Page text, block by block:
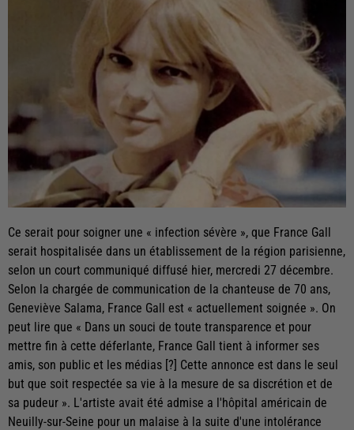
Ce serait pour soigner une « infection sévère », que France Gall
serait hospitalisée dans un établissement de la région parisienne,
selon un court communiqué diffusé hier, mercredi 27 décembre.
Selon la chargée de communication de la chanteuse de 70 ans,
Geneviève Salama, France Gall est « actuellement soignée ». On
peut lire que « Dans un souci de toute transparence et pour
mettre fin à cette déferlante, France Gall tient à informer ses
amis, son public et les médias [?] Cette annonce est dans le seul
but que soit respectée sa vie à la mesure de sa discrétion et de
sa pudeur ». L'artiste avait été admise a l'hôpital américain de
Neuilly-sur-Seine pour un malaise à la suite d'une intolérance